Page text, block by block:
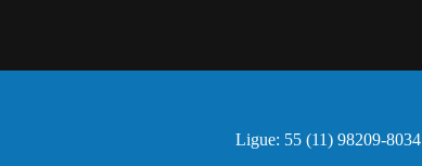
Ligue: 55 (11) 98209-8034